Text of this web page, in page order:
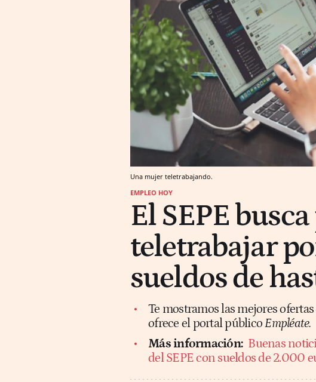
Una mujer teletrabajando.
EMPLEO HOY
El SEPE
teletrabajar
sueldos de
Te mostramos las mejores
ofrece el portal públicoEmpléate.
Más información: Buenas
del SEPE con sueldos de 2.000